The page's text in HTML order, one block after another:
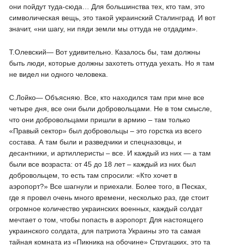
они пойдут туда-сюда… Для большинства тех, кто там, это
символическая вещь, это такой украинский Сталинград. И вот
значит, «ни шагу, ни пяди земли мы оттуда не отдадим».
Т.Олевский― Вот удивительно. Казалось бы, там должны
быть люди, которые должны захотеть оттуда уехать. Но я там
не видел ни одного человека.
С.Лойко― Объясняю. Все, кто находился там при мне все
четыре дня, все они были добровольцами. Не в том смысле,
что они добровольцами пришли в армию – там только
«Правый сектор» был добровольцы – это горстка из всего
состава. А там были и разведчики и спецназовцы, и
десантники, и артиллеристы – все. И каждый из них — а там
были все возраста: от 45 до 18 лет – каждый из них был
добровольцем, то есть там спросили: «Кто хочет в
аэропорт?» Все шагнули и приехали. Более того, в Песках,
где я провел очень много времени, несколько раз, где стоит
огромное количество украинских военных, каждый солдат
мечтает о том, чтобы попасть в аэропорт. Для настоящего
украинского солдата, для патриота Украины это та самая
тайная комната из «Пикника на обочине» Стругацких, это та